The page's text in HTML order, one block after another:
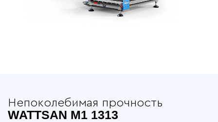
Непоколебимая прочность
WATTSAN M1 1313